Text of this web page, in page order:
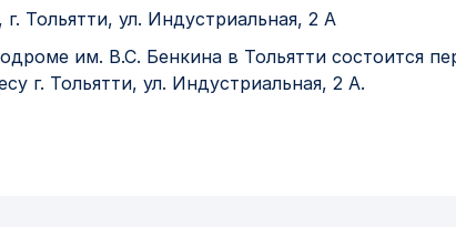
Тольятти, ул. Индустриальная, 2 А
им. В.С. Бенкина в Тольятти состоится
г. Тольятти, ул. Индустриальная, 2 А.